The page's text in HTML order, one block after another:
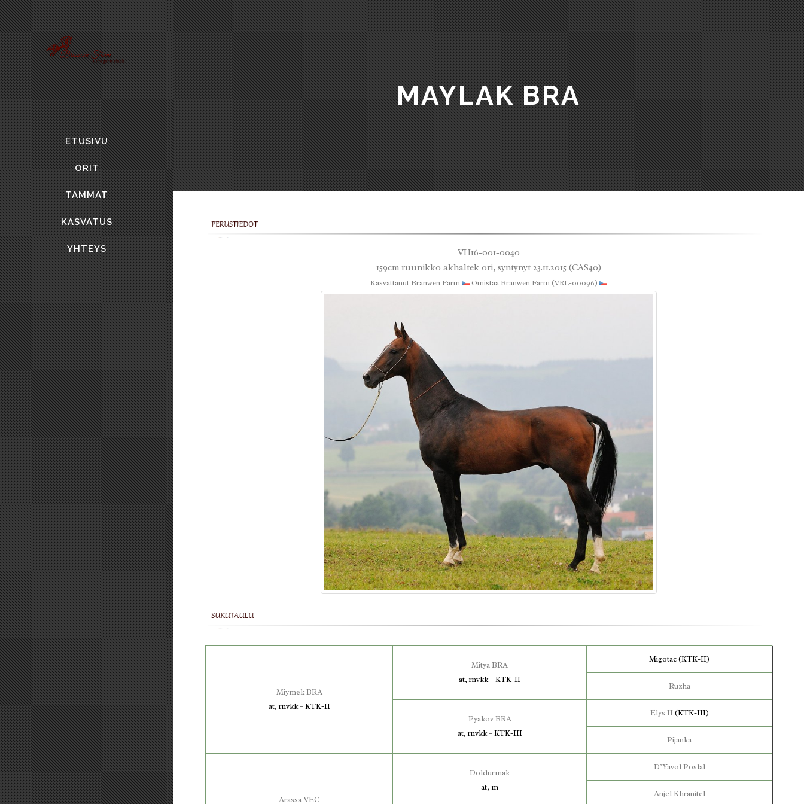
ETUSIVU
ORIT
TAMMAT
KASVATUS
YHTEYS
MAYLAK BRA
VH16-001-0040
159cm ruunikko akhaltek ori, syntynyt 23.11.2015 (CAS40)
Kasvattanut Branwen Farm Omistaa Branwen Farm (VRL-00096)
Miymek BRA
at, rnvkk – KTK-II
Mitya BRA
at, rnvkk – KTK-II
Migotac (KTK-II)
Ruzha
Pyakov BRA
at, rnvkk – KTK-III
Elys II(KTK-III)
Pijanka
Arassa VEC
Doldurmak
at, m
D’Yavol Poslal
Anjel Khranitel